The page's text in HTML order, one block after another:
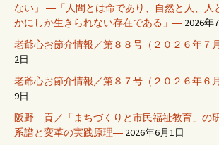
ない」 ―「人間とは命であり、自然と人、人
かにしか生きられない存在である」― 2026年
老爺心お節介情報／第８８号（２０２６年７月
2日
老爺心お節介情報／第８７号（２０２６年６月
9日
阪野 貢／「まちづくりと市民福祉教育」の
系譜と変革の実践原理― 2026年6月1日